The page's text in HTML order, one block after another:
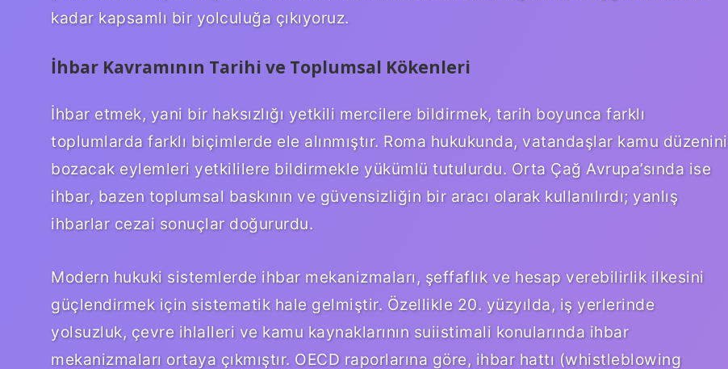
kadar kapsamlı bir yolculuğa çıkıyoruz.
İhbar Kavramının Tarihi ve Toplumsal Kökenleri
İhbar etmek, yani bir haksızlığı yetkili mercilere bildirmek, tarih boyunca farklı
toplumlarda farklı biçimlerde ele alınmıştır. Roma hukukunda, vatandaşlar kamu düzenini
bozacak eylemleri yetkililere bildirmekle yükümlü tutulurdu. Orta Çağ Avrupa’sında ise
ihbar, bazen toplumsal baskının ve güvensizliğin bir aracı olarak kullanılırdı; yanlış
ihbarlar cezai sonuçlar doğururdu.
Modern hukuki sistemlerde ihbar mekanizmaları, şeffaflık ve hesap verebilirlik ilkesini
güçlendirmek için sistematik hale gelmiştir. Özellikle 20. yüzyılda, iş yerlerinde
yolsuzluk, çevre ihlalleri ve kamu kaynaklarının suiistimali konularında ihbar
mekanizmaları ortaya çıkmıştır. OECD raporlarına göre, ihbar hattı (whistleblowing